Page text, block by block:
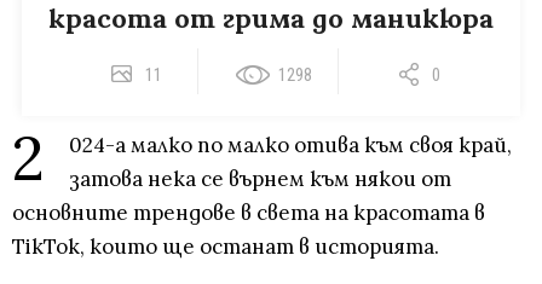
красота от грима до маникюра
11 1298 0
2
024-а малко по малко отива към своя край,
затова нека се върнем към някои от
основните трендове в света на красотата в
TikTok, които ще останат в историята.